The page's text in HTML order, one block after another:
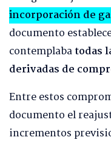
incorporación de
documento
contemplabatodas
derivadas de
Entre estos
documento el
incrementos